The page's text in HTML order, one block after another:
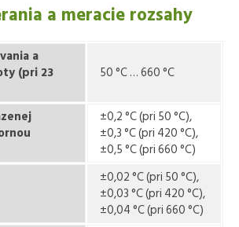
a meracie rozsahy
a
(pri 23
50 °C … 660 °C
±0,2 °C (pri 50 °C),
±0,3 °C (pri 420 °C),
±0,5 °C (pri 660 °C)
±0,02 °C (pri 50 °C),
±0,03 °C (pri 420 °C),
±0,04 °C (pri 660 °C)